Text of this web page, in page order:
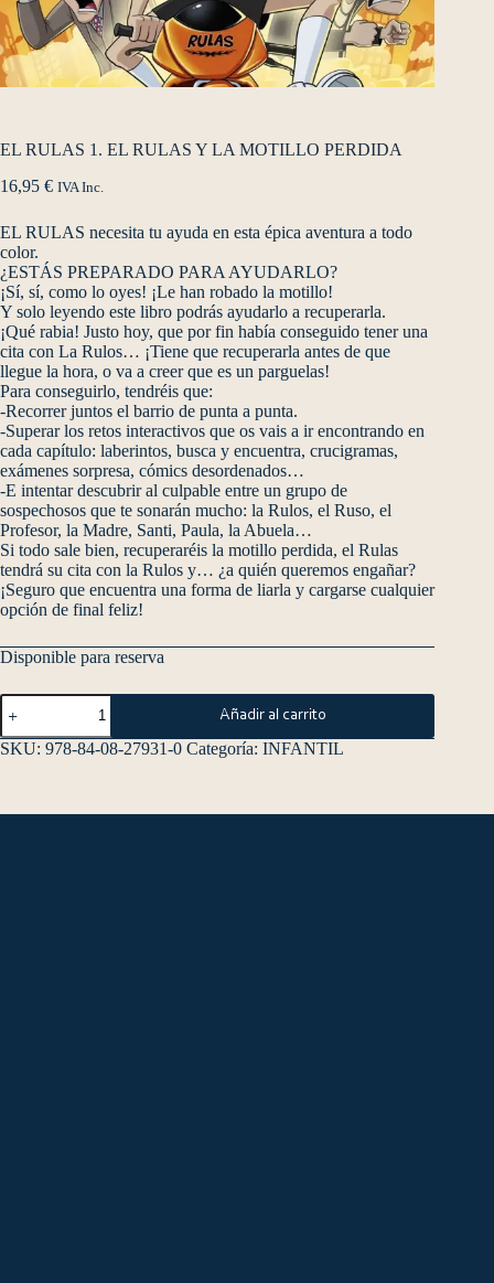
EL RULAS 1. EL RULAS Y LA MOTILLO PERDIDA
16,95 € IVA Inc.
EL RULAS necesita tu ayuda en esta épica aventura a todo
color.
¿ESTÁS PREPARADO PARA AYUDARLO?
¡Sí, sí, como lo oyes! ¡Le han robado la motillo!
Y solo leyendo este libro podrás ayudarlo a recuperarla.
¡Qué rabia! Justo hoy, que por fin había conseguido tener una
cita con La Rulos… ¡Tiene que recuperarla antes de que
llegue la hora, o va a creer que es un parguelas!
Para conseguirlo, tendréis que:
-Recorrer juntos el barrio de punta a punta.
-Superar los retos interactivos que os vais a ir encontrando en
cada capítulo: laberintos, busca y encuentra, crucigramas,
exámenes sorpresa, cómics desordenados…
-E intentar descubrir al culpable entre un grupo de
sospechosos que te sonarán mucho: la Rulos, el Ruso, el
Profesor, la Madre, Santi, Paula, la Abuela…
Si todo sale bien, recuperaréis la motillo perdida, el Rulas
tendrá su cita con la Rulos y… ¿a quién queremos engañar?
¡Seguro que encuentra una forma de liarla y cargarse cualquier
opción de final feliz!
Disponible para reserva
Añadir al carrito
SKU: 978-84-08-27931-0 Categoría: INFANTIL